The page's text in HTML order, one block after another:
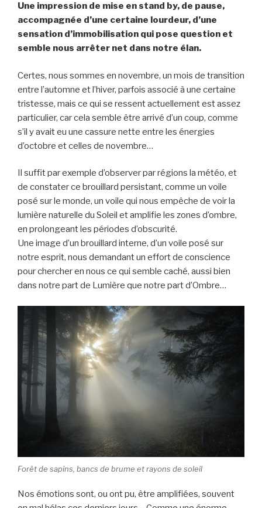
Une impression de mise en stand by, de pause,
accompagnée d’une certaine lourdeur, d’une
sensation d’immobilisation qui pose question et
semble nous arrêter net dans notre élan.
Certes, nous sommes en novembre, un mois de transition
entre l’automne et l’hiver, parfois associé à une certaine
tristesse, mais ce qui se ressent actuellement est assez
particulier, car cela semble être arrivé d’un coup, comme
s’il y avait eu une cassure nette entre les énergies
d’octobre et celles de novembre…
Il suffit par exemple d’observer par régions la météo, et
de constater ce brouillard persistant, comme un voile
posé sur le monde, un voile qui nous empêche de voir la
lumière naturelle du Soleil et amplifie les zones d’ombre,
en prolongeant les périodes d’obscurité.
Une image d’un brouillard interne, d’un voile posé sur
notre esprit, nous demandant un effort de conscience
pour chercher en nous ce qui semble caché, aussi bien
dans notre part de Lumière que notre part d’Ombre…
Forêt de sapins, bancs de brume et rayons de soleil
Nos émotions sont, ou ont pu, être amplifiées, souvent